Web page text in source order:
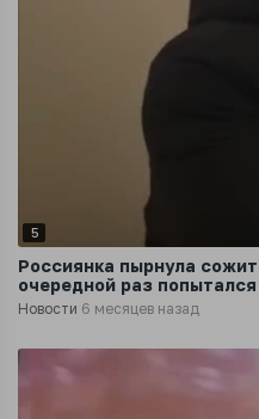
5
Россиянка пырнула
очередной раз
Новости 6 месяцев назад